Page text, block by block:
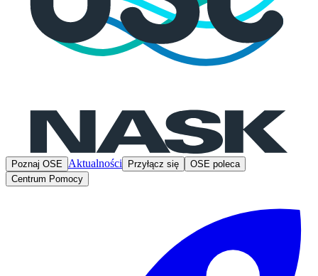
Poznaj OSE Aktualności Przyłącz się
OSE poleca
Centrum Pomocy